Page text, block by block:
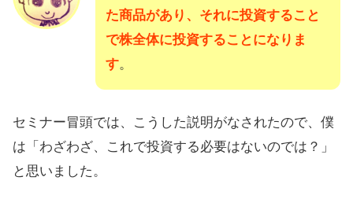
た商品があり、それに投資すること
で株全体に投資することになりま
す。
セミナー冒頭では、こうした説明がなされたので、僕
は「わざわざ、これで投資する必要はないのでは？」
と思いました。